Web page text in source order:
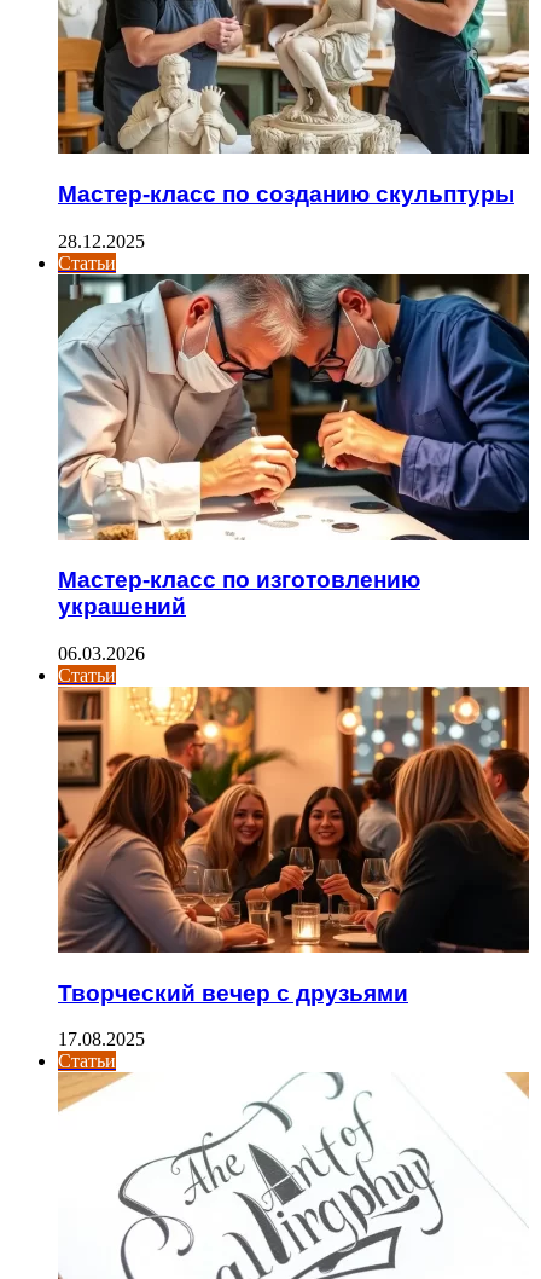
Мастер-класс по созданию скульптуры
28.12.2025
Статьи
Мастер-класс по изготовлению
украшений
06.03.2026
Статьи
Творческий вечер с друзьями
17.08.2025
Статьи